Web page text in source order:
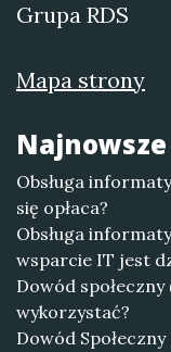
Grupa RDS
Mapa strony
Obsługa
się opłaca?
Obsługa
wsparcie IT jest
Dowód
wykorzystać?
Dowód